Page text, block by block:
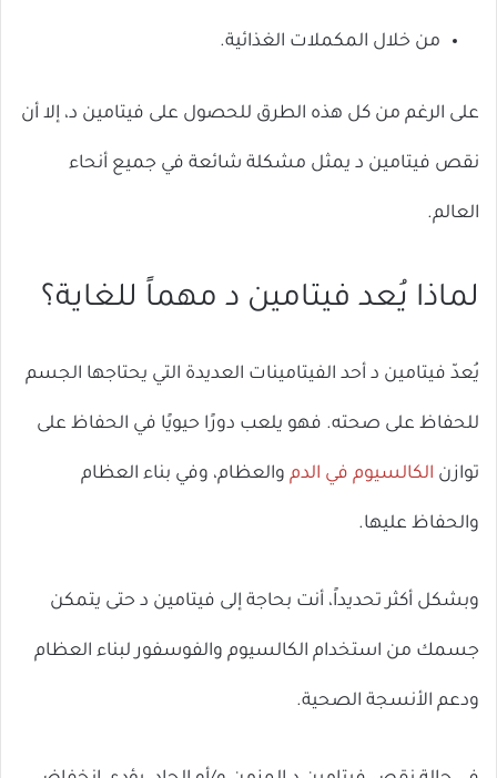
من خلال المكملات الغذائية.
على الرغم من كل هذه الطرق للحصول على فيتامين د، إلا أن
نقص فيتامين د يمثل مشكلة شائعة في جميع أنحاء
العالم.
لماذا يُعد فيتامين د مهماً للغاية؟
يُعدّ فيتامين د أحد الفيتامينات العديدة التي يحتاجها الجسم
للحفاظ على صحته. فهو يلعب دورًا حيويًا في الحفاظ على
توازن الكالسيوم في الدم والعظام، وفي بناء العظام
والحفاظ عليها.
وبشكل أكثر تحديداً، أنت بحاجة إلى فيتامين د حتى يتمكن
جسمك من استخدام الكالسيوم والفوسفور لبناء العظام
ودعم الأنسجة الصحية.